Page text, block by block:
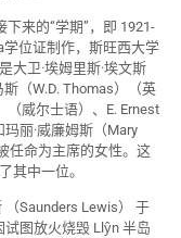
来的“学期”，即 1921-
学位证制作，斯旺西大学
大卫·埃姆里斯·埃文斯
斯（W.D. Thomas）（英
（威尔士语）、E. Ernest
丽·威廉姆斯（Mary
任命为主席的女性。这
其中一位。
Saunders Lewis） 于
图放火烧毁 Llŷn 半岛